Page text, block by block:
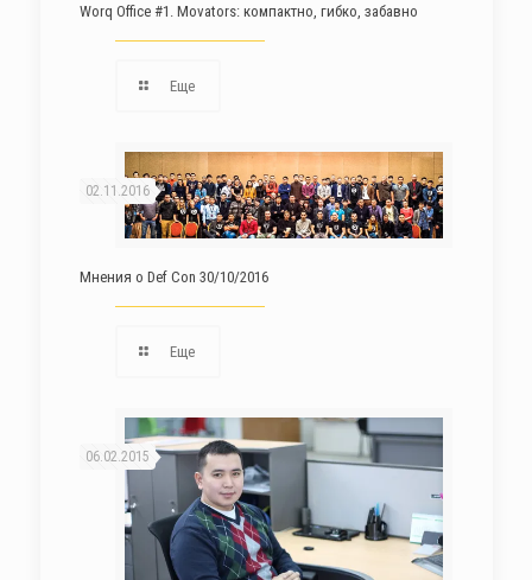
Worq Office #1. Movators: компактно, гибко, забавно
Еще
02.11.2016
Мнения о Def Con 30/10/2016
Еще
06.02.2015